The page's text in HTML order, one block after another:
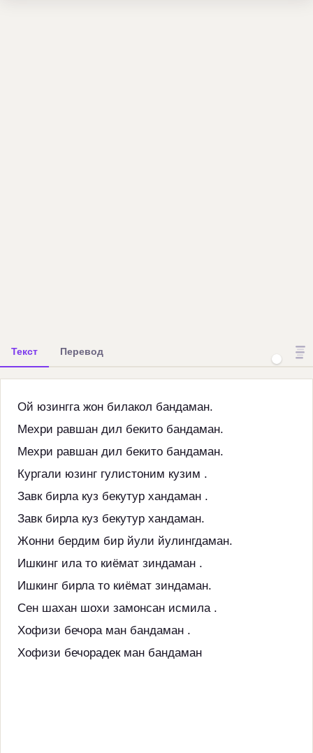
Текст Перевод
Ой юзингга жон билакол бандаман.
Мехри равшан дил бекито бандаман.
Мехри равшан дил бекито бандаман.
Кургали юзинг гулистоним кузим .
Завк бирла куз бекутур хандаман .
Завк бирла куз бекутур хандаман.
Жонни бердим бир йули йулингдаман.
Ишкинг ила то киёмат зиндаман .
Ишкинг бирла то киёмат зиндаман.
Сен шахан шохи замонсан исмила .
Хофизи бечора ман бандаман .
Хофизи бечорадек ман бандаман